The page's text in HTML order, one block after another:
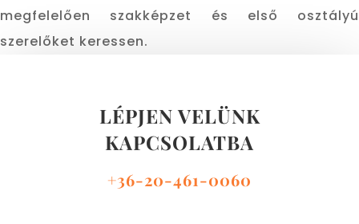
megfelelően szakképzet és első osztályú
szerelőket keressen.
LÉPJEN VELÜNK
KAPCSOLATBA
+36-20-461-0060